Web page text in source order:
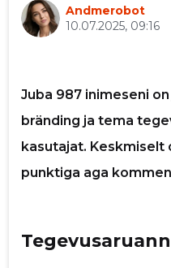
Andmerobot
10.07.2025, 09:16
Juba 987 inimeseni
bränding ja tema
kasutajat.
punktiga aga